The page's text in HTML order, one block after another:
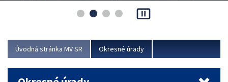
asociácie poisťovní (SLASPO) a Ministerstva vnútra SR.
Viac
pause_presentation
Úvodná stránka MV SR Okresné úrady